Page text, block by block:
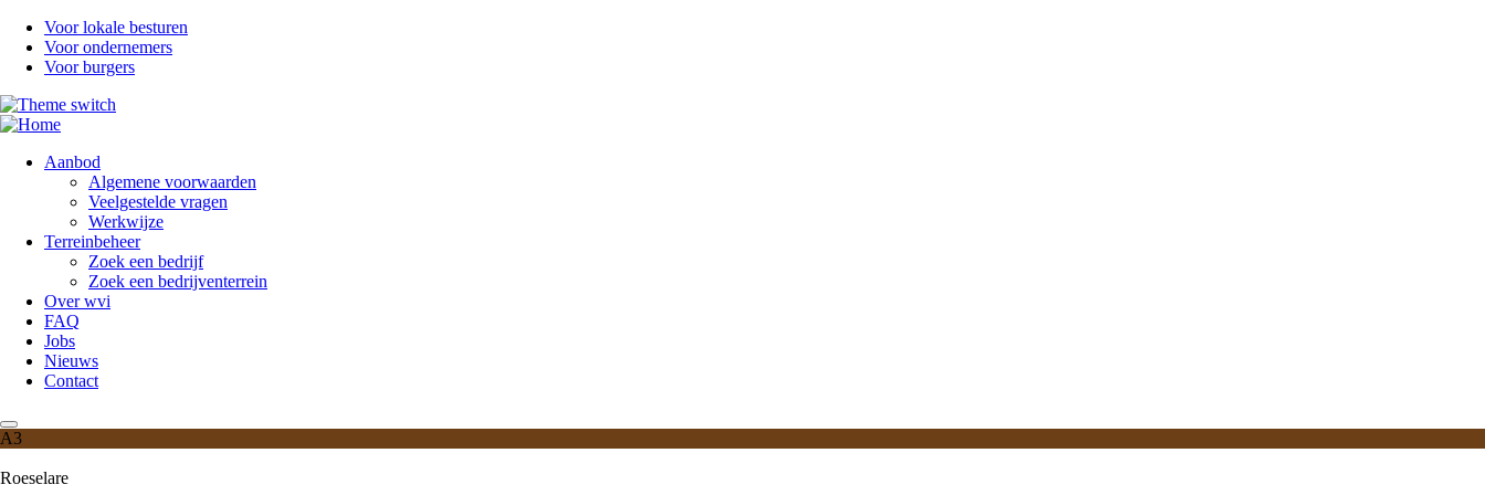
Overslaan
naar
inhoud
gaan
Voor lokale besturen
Voor ondernemers
Voor burgers
Aanbod
Algemene voorwaarden
Veelgestelde vragen
Werkwijze
Terreinbeheer
Zoek een bedrijf
Zoek een bedrijventerrein
Over wvi
FAQ
Jobs
Nieuws
Contact
A3
Roeselare